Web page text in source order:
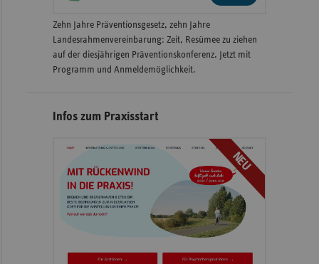
Zehn Jahre Präventionsgesetz, zehn Jahre
Landesrahmenvereinbarung: Zeit, Resümee zu ziehen
auf der diesjährigen Präventionskonferenz. Jetzt mit
Programm und Anmeldemöglichkeit.
Infos zum Praxisstart
NEU